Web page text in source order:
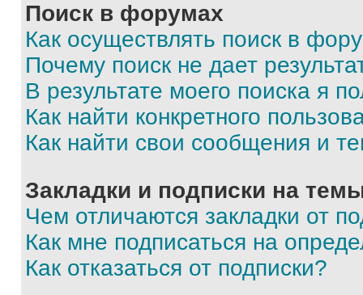
Поиск в форумах
Как осуществлять поиск в
Почему поиск не дает
В результате моего поиска я
Как найти конкретного
Как найти свои сообщения и
Закладки и подписки на
Чем отличаются закладки от
Как мне подписаться на
Как отказаться от подписки?